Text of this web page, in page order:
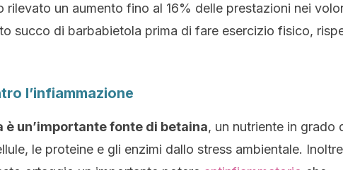
rilevato un aumento fino al 16% delle prestazioni nei
succo di barbabietola prima di fare esercizio fisico,
l’infiammazione
è un’importante fonte di betaina, un nutriente in grado
le proteine e gli enzimi dallo stress ambientale.